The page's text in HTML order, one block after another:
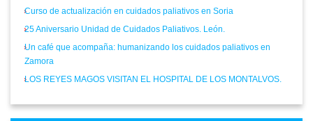
Curso de actualización en cuidados paliativos en Soria
25 Aniversario Unidad de Cuidados Paliativos. León.
Un café que acompaña: humanizando los cuidados paliativos en
Zamora
LOS REYES MAGOS VISITAN EL HOSPITAL DE LOS MONTALVOS.